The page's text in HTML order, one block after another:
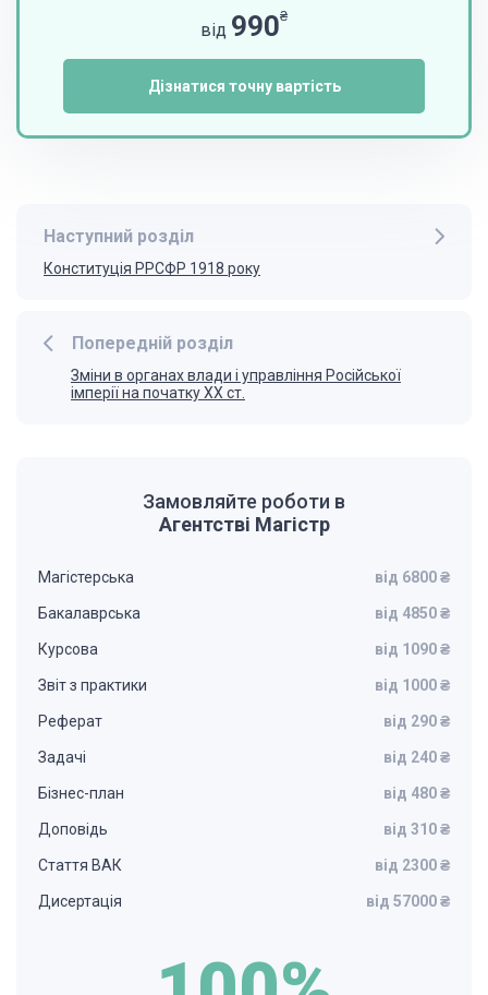
від 990₴
Дізнатися точну вартість
Попередній розділ
Зміни в органах влади і управління Російської
імперії на початку XX ст.
Наступний розділ
Конституція РРСФР 1918 року
Замовляйте роботи в
Агентстві Магістр
Магістерська від 6800 ₴
Бакалаврська від 4850 ₴
Курсова від 1090 ₴
Звіт з практики від 1000 ₴
Реферат від 290 ₴
Задачі від 240 ₴
Бізнес-план від 480 ₴
Доповідь від 310 ₴
Стаття ВАК від 2300 ₴
Дисертація від 57000 ₴